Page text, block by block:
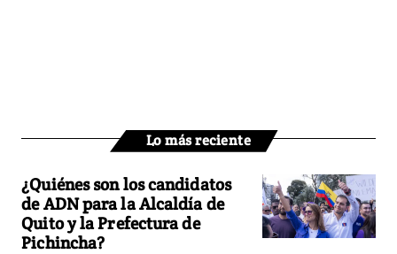
Lo más reciente
¿Quiénes son los candidatos
de ADN para la Alcaldía de
Quito y la Prefectura de
Pichincha?